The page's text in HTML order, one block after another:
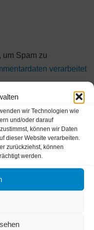
wir Technologien wie
und/oder darauf
können wir Daten
dieser Website verarbeiten.
zurückziehst, können
werden.
um Spam zu
verarbeitet